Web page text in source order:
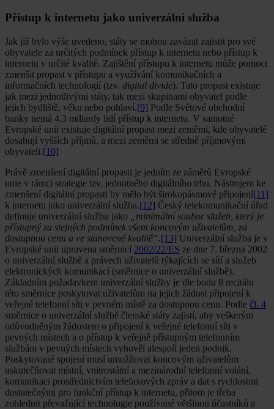
Přístup k internetu jako univerzální služba
Jak již bylo výše uvedeno, státy se mohou zavázat zajistit pro své
obyvatele za určitých podmínek přístup k internetu nebo přístup k
internetu v určité kvalitě. Zajištění přístupu k internetu může pomoci
zmenšit propast v přístupu a využívání komunikačních a
informačních technologií (tzv. digital divide). Tato propast existuje
jak mezi jednotlivými státy, tak mezi skupinami obyvatel podle
jejich bydliště, věku nebo pohlaví.[9] Podle Světové obchodní
banky nemá 4,3 miliardy lidí přístup k internetu. V samotné
Evropské unii existuje digitální propast mezi zeměmi, kde obyvatelé
dosahují vyšších příjmů, a mezi zeměmi se středně příjmovými
obyvateli.[10]
Právě zmenšení digitální propasti je jedním ze záměrů Evropské
unie v rámci strategie tzv. jednotného digitálního trhu. Nástrojem ke
zmenšení digitální propasti by mělo být širokopásmové připojení[11]
k internetu jako univerzální služba.[12] Český telekomunikační úřad
definuje univerzální službu jako
„minimální soubor služeb, který je
přístupný za stejných podmínek všem koncovým uživatelům, za
dostupnou cenu a ve stanovené kvalitě“.[13] Univerzální služba je v
Evropské unii upravena směrnicí 2002/22/ES ze dne 7. března 2002
o univerzální službě a právech uživatelů týkajících se sítí a služeb
elektronických komunikací (směrnice o univerzální službě).
Základním požadavkem univerzální služby je dle bodu 8 recitálu
této směrnice poskytovat uživatelům na jejich žádost připojení k
veřejné telefonní síti v pevném místě za dostupnou cenu. Podle čl. 4
směrnice o univerzální službě členské státy zajistí, aby veškerým
odůvodněným žádostem o připojení k veřejné telefonní síti v
pevných místech a o přístup k veřejně přístupným telefonním
službám v pevných místech vyhověl alespoň jeden podnik.
Poskytované spojení musí umožňovat koncovým uživatelům
uskutečňovat místní, vnitrostátní a mezinárodní telefonní volání,
komunikaci prostřednictvím telefaxových zpráv a dat s rychlostmi
dostatečnými pro funkční přístup k internetu, přitom je třeba
zohlednit převažující technologie používané většinou účastníků a